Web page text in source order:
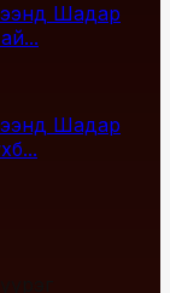
Шадар
Шадар